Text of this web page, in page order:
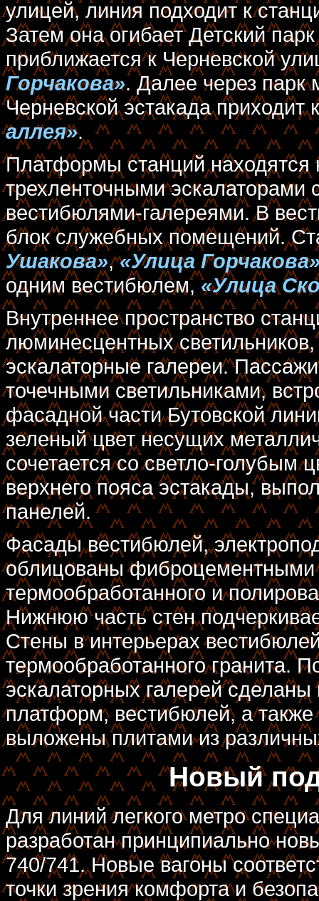
улицей, линия подходит к
Затем она огибает Детский
приближается к Черневской
Горчакова». Далее через
Черневской эстакада приходит
аллея».
Платформы станций
трехленточными
вестибюлями-галереями. В
блок служебных помещений.
Ушакова»,«Улица
одним вестибюлем, «Улица
Внутреннее пространство
люминесцентных
эскалаторные галереи.
точечными светильниками,
фасадной части Бутовской
зеленый цвет несущих
сочетается со светло-голубым
верхнего пояса эстакады,
панелей.
Фасады вестибюлей,
облицованы фиброцементными
термообработанного и
Нижнюю часть стен
Стены в интерьерах
термообработанного гранита.
эскалаторных галерей
платформ, вестибюлей, а
выложены плитами из
Новый
Для линий легкого метро
разработан принципиально
740/741. Новые вагоны
точки зрения комфорта и